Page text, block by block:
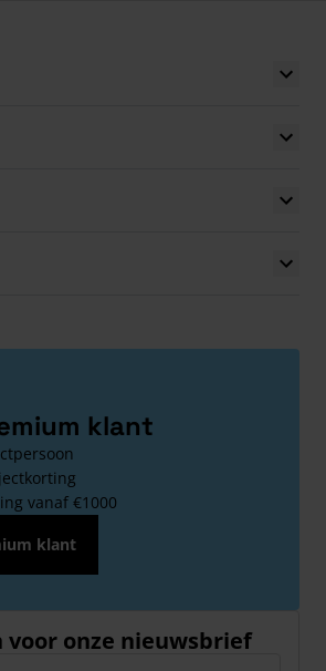
klant
vanaf €1000
klant
voor onze nieuwsbrief